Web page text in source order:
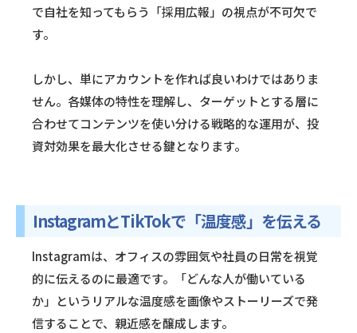
で自社を知ってもらう「採用広報」の視点が不可欠で
す。
しかし、単にアカウントを作れば良いわけではありま
せん。各媒体の特性を理解し、ターゲットとする層に
合わせてコンテンツを使い分ける戦略的な運用が、投
資対効果を最大化させる鍵となります。
InstagramとTikTokで「温度感」を伝える
Instagramは、オフィスの雰囲気や社員の日常を視覚
的に伝えるのに最適です。「どんな人が働いている
か」というリアルな温度感を画像やストーリーズで発
信することで、親近感を醸成します。